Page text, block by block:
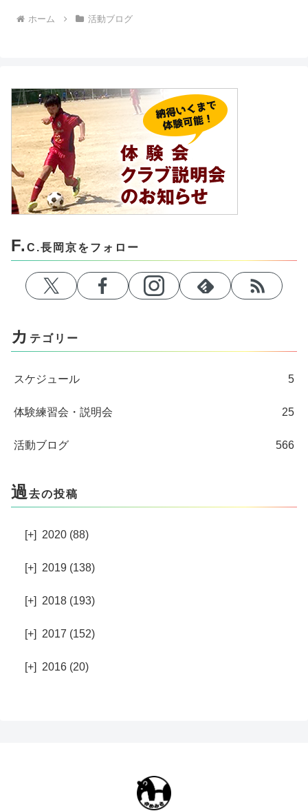
ホーム 活動ブログ
F. C.長岡京をフォロー
カ テゴリー
スケジュール 5
体験練習会・説明会 25
活動ブログ 566
過 去の投稿
[+] 2020 (88)
[+] 2019 (138)
[+] 2018 (193)
[+] 2017 (152)
[+] 2016 (20)